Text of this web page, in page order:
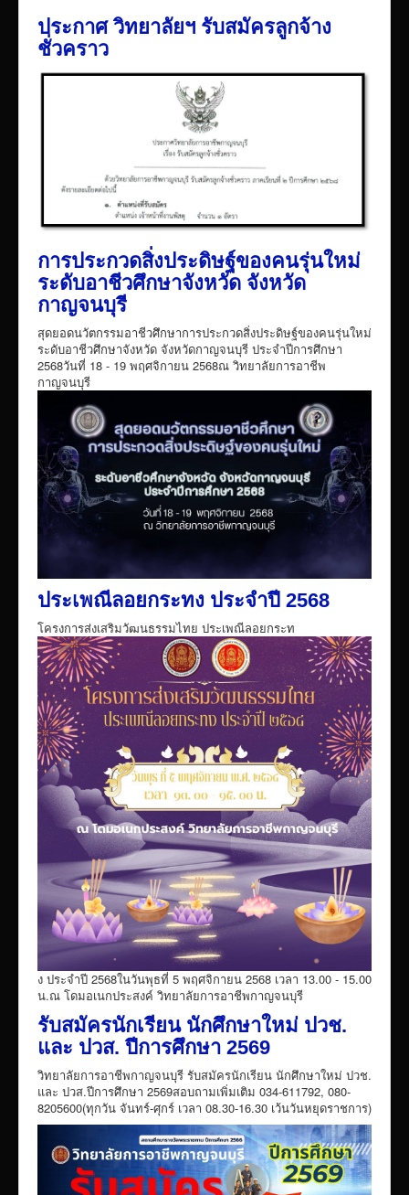
ประกาศ วิทยาลัยฯ รับสมัครลูกจ้าง
ชั่วคราว
การประกวดสิ่งประดิษฐ์ของคนรุ่นใหม่
ระดับอาชีวศึกษาจังหวัด จังหวัด
กาญจนบุรี
สุดยอดนวัตกรรมอาชีวศึกษาการประกวดสิ่งประดิษฐ์ของคนรุ่นใหม่
ระดับอาชีวศึกษาจังหวัด จังหวัดกาญจนบุรี ประจำปีการศึกษา
2568วันที่ 18 - 19 พฤศจิกายน 2568ณ วิทยาลัยการอาชีพ
กาญจนบุรี
ประเพณีลอยกระทง ประจำปี 2568
โครงการส่งเสริมวัฒนธรรมไทย ประเพณีลอยกระท
ง ประจำปี 2568ในวันพุธที่ 5 พฤศจิกายน 2568 เวลา 13.00 - 15.00
น.ณ โดมอเนกประสงค์ วิทยาลัยการอาชีพกาญจนบุรี
รับสมัครนักเรียน นักศึกษาใหม่ ปวช.
และ ปวส. ปีการศึกษา 2569
วิทยาลัยการอาชีพกาญจนบุรี รับสมัครนักเรียน นักศึกษาใหม่ ปวช.
และ ปวส.ปีการศึกษา 2569สอบถามเพิ่มเติม 034-611792, 080-
8205600(ทุกวัน จันทร์-ศุกร์ เวลา 08.30-16.30 เว้นวันหยุดราชการ)